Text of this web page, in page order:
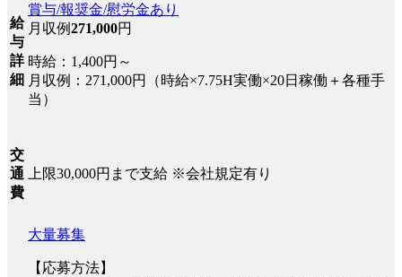
給
与
詳
細
賞与/報奨金/慰労金あり
月収例271,000円
時給：1,400円～
月収例：271,000円（時給×7.75H実働×20日稼働＋各種手
当）
交
通
費
上限30,000円まで支給 ※会社規定有り
大量募集
【応募方法】